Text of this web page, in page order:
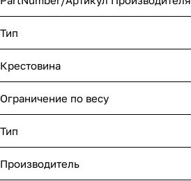
Тип
Крестовина
Ограничение по весу
Тип
Производитель